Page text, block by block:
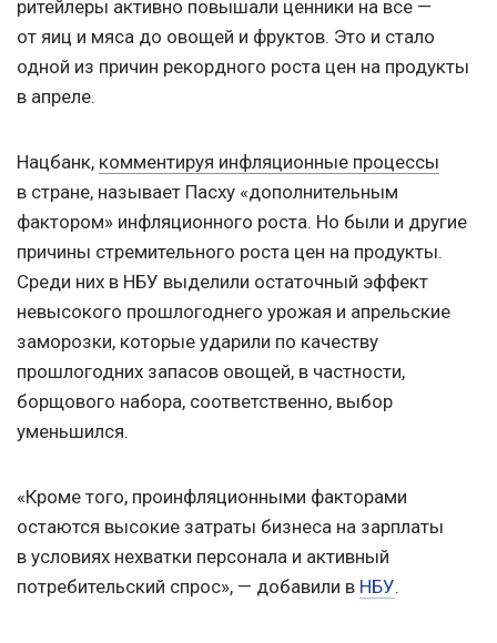
ритейлеры активно повышали ценники на все —
от яиц и мяса до овощей и фруктов. Это и стало
одной из причин рекордного роста цен на продукты
в апреле.
Нацбанк, комментируя инфляционные процессы
в стране, называет Пасху «дополнительным
фактором» инфляционного роста. Но были и другие
причины стремительного роста цен на продукты.
Среди них в НБУ выделили остаточный эффект
невысокого прошлогоднего урожая и апрельские
заморозки, которые ударили по качеству
прошлогодних запасов овощей, в частности,
борщового набора, соответственно, выбор
уменьшился.
«Кроме того, проинфляционными факторами
остаются высокие затраты бизнеса на зарплаты
в условиях нехватки персонала и активный
потребительский спрос», — добавили в НБУ.